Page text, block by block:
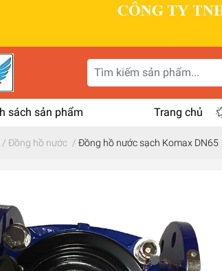
sách sản phẩm Trang chủ
/ Đồng hồ nước / Đồng hồ nước sạch Komax DN65